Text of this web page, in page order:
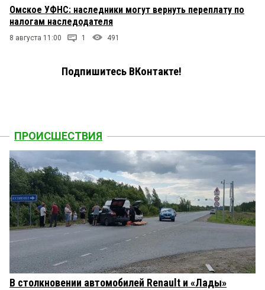
Омское УФНС: наследники могут вернуть переплату по
налогам наследодателя
8 августа 11:00 1 491
Подпишитесь ВКонтакте!
ПРОИСШЕСТВИЯ
В столкновении автомобилей Renault и «Лады»